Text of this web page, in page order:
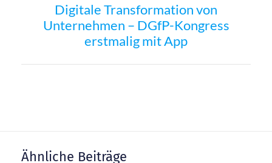
r
post:
Digitale Transformation von
Unternehmen – DGfP-Kongress
erstmalig mit App
Ähnliche Beiträge